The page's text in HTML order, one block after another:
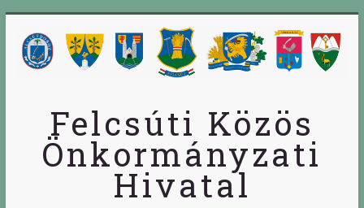
Felcsúti Közös
Önkormányzati
Hivatal